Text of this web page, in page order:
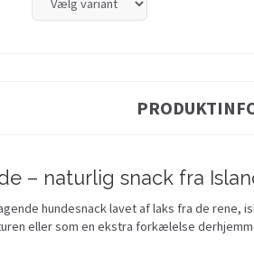
– naturlig snack fra
hundesnack lavet af laks fra de
eller som en ekstra forkælelse